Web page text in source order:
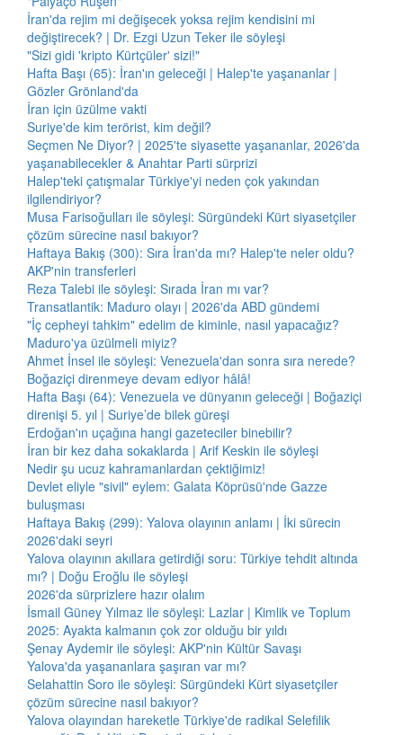
İran'da rejim mi değişecek yoksa rejim kendisini mi
değiştirecek? | Dr. Ezgi Uzun Teker ile söyleşi
"Sizi gidi 'kripto Kürtçüler' sizi!"
Hafta Başı (65): İran'ın geleceği | Halep'te yaşananlar |
Gözler Grönland'da
İran için üzülme vakti
Suriye'de kim terörist, kim değil?
Seçmen Ne Diyor? | 2025'te siyasette yaşananlar, 2026'da
yaşanabilecekler & Anahtar Parti sürprizi
Halep'teki çatışmalar Türkiye'yi neden çok yakından
ilgilendiriyor?
Musa Farisoğulları ile söyleşi: Sürgündeki Kürt siyasetçiler
çözüm sürecine nasıl bakıyor?
Haftaya Bakış (300): Sıra İran'da mı? Halep'te neler oldu?
AKP'nin transferleri
Reza Talebi ile söyleşi: Sırada İran mı var?
Transatlantik: Maduro olayı | 2026'da ABD gündemi
"İç cepheyi tahkim" edelim de kiminle, nasıl yapacağız?
Maduro'ya üzülmeli miyiz?
Ahmet İnsel ile söyleşi: Venezuela'dan sonra sıra nerede?
Boğaziçi direnmeye devam ediyor hâlâ!
Hafta Başı (64): Venezuela ve dünyanın geleceği | Boğaziçi
direnişi 5. yıl | Suriye’de bilek güreşi
Erdoğan'ın uçağına hangi gazeteciler binebilir?
İran bir kez daha sokaklarda | Arif Keskin ile söyleşi
Nedir şu ucuz kahramanlardan çektiğimiz!
Devlet eliyle "sivil" eylem: Galata Köprüsü'nde Gazze
buluşması
Haftaya Bakış (299): Yalova olayının anlamı | İki sürecin
2026'daki seyri
Yalova olayının akıllara getirdiği soru: Türkiye tehdit altında
mı? | Doğu Eroğlu ile söyleşi
2026'da sürprizlere hazır olalım
İsmail Güney Yılmaz ile söyleşi: Lazlar | Kimlik ve Toplum
2025: Ayakta kalmanın çok zor olduğu bir yıldı
Şenay Aydemir ile söyleşi: AKP'nin Kültür Savaşı
Yalova'da yaşananlara şaşıran var mı?
Selahattin Soro ile söyleşi: Sürgündeki Kürt siyasetçiler
çözüm sürecine nasıl bakıyor?
Yalova olayından hareketle Türkiye'de radikal Selefilik